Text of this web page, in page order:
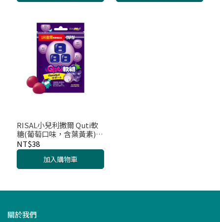
RISAL小兒利撒爾 Quti軟
糖(葡萄口味，含葉黃素)
10粒
NT$38
加入購物車
關於我們